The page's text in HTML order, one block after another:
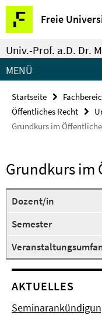
Springe
direkt
zu
Inhalt
Freie
Service-
Navigation
Univ.-Prof. a.D. Dr.
MENÜ
Startseite
Öffentliches Recht
Grundkurs im
Grundkurs im
Dozent/in
Semester
AKTUELLES